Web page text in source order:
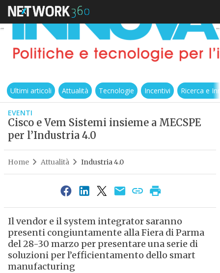
Ultimi articoli Attualità Tecnologie Incentivi Ricerca e
EVENTI
Cisco e Vem Sistemi insieme a MECSPE
per l’Industria 4.0
Home Attualità Industria 4.0
Il vendor e il system integrator saranno
presenti congiuntamente alla Fiera di Parma
del 28-30 marzo per presentare una serie di
soluzioni per l’efficientamento dello smart
manufacturing